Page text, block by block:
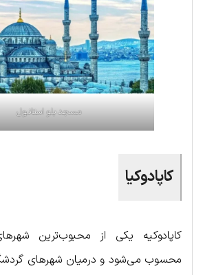
مسجد بلو استانبول
کاپادوکیا
کاپادوکیه یکی از محبوب‌ترین
محسوب می‌شود و درمیان شهرهای